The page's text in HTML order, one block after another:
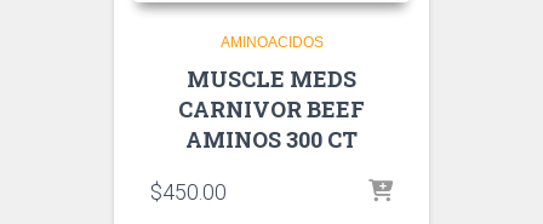
AMINOACIDOS
MUSCLE MEDS
CARNIVOR BEEF
AMINOS 300 CT
$450.00